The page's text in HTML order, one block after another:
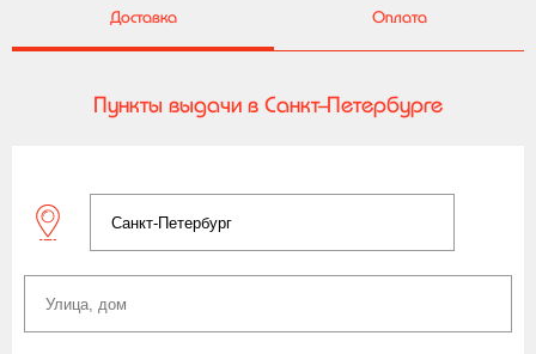
Доставка Оплата
Пункты выдачи в Санкт-Петербурге